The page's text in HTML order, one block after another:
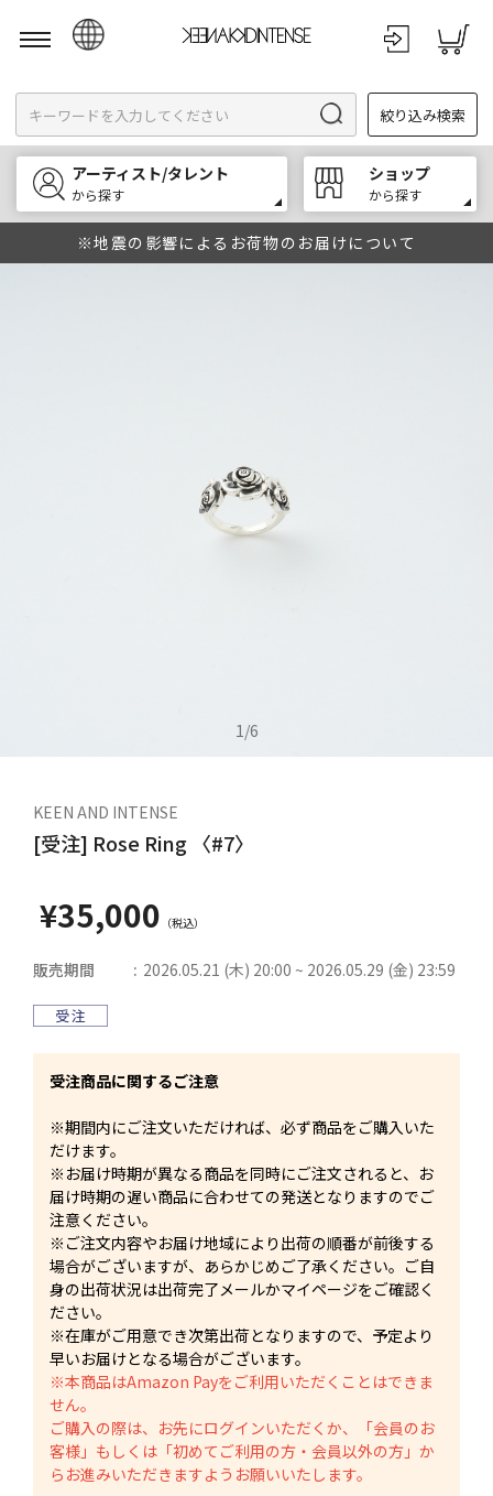
English
한국어
中文
絞り込み検索
アーティスト/タレント
から探す
ショップ
から探す
※地震の影響によるお荷物のお届けについて
1/6
KEEN AND INTENSE
[受注] Rose Ring 〈#7〉
¥35,000
販売期間 2026.05.21 (木) 20:00 ~ 2026.05.29 (金) 23:59
受注商品に関するご注意
※期間内にご注文いただければ、必ず商品をご購入いた
だけます。
※お届け時期が異なる商品を同時にご注文されると、お
届け時期の遅い商品に合わせての発送となりますのでご
注意ください。
※ご注文内容やお届け地域により出荷の順番が前後する
場合がございますが、あらかじめご了承ください。ご自
身の出荷状況は出荷完了メールかマイページをご確認く
ださい。
※在庫がご用意でき次第出荷となりますので、予定より
早いお届けとなる場合がございます。
※本商品はAmazon Payをご利用いただくことはできま
せん。
ご購入の際は、お先にログインいただくか、「会員のお
客様」もしくは「初めてご利用の方・会員以外の方」か
らお進みいただきますようお願いいたします。